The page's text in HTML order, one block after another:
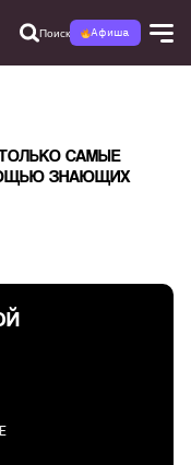
Поиск Афиша
САМЫЕ
ЗНАЮЩИХ